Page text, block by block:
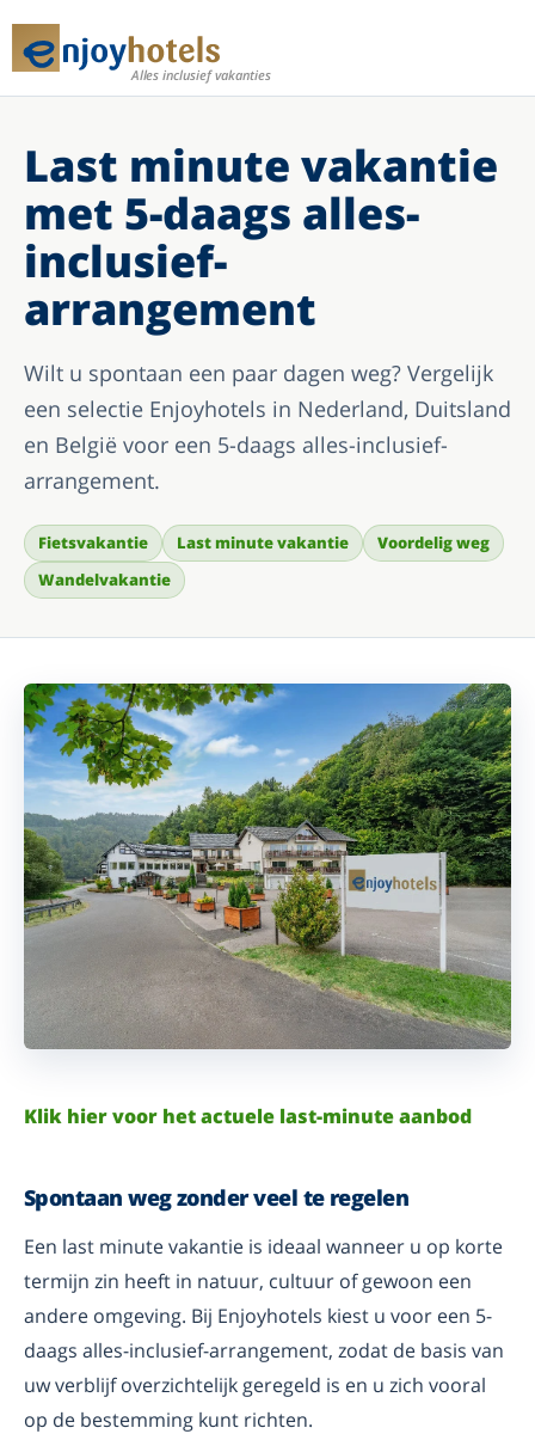
Alles inclusief vakanties
Last minute vakantie
met 5-daags alles-
inclusief-
arrangement
Wilt u spontaan een paar dagen weg? Vergelijk
een selectie Enjoyhotels in Nederland, Duitsland
en België voor een 5-daags alles-inclusief-
arrangement.
Fietsvakantie Last minute vakantie
Voordelig weg
Wandelvakantie
Klik hier voor het actuele last-minute aanbod
Spontaan weg zonder veel te regelen
Een last minute vakantie is ideaal wanneer u op korte
termijn zin heeft in natuur, cultuur of gewoon een
andere omgeving. Bij Enjoyhotels kiest u voor een 5-
daags alles-inclusief-arrangement, zodat de basis van
uw verblijf overzichtelijk geregeld is en u zich vooral
op de bestemming kunt richten.